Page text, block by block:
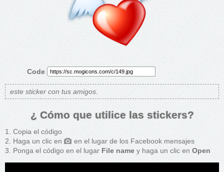
Code
este sticker con tus amigos.
¿ Cómo que utilice las stickers?
Copia el código
Haga un clic en
en el lugar de los Facebook mensajes
Ponga el código en el lugar File name y haga un clic en Open